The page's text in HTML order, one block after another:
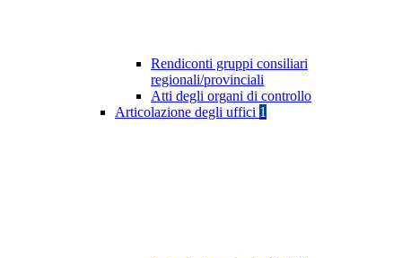
Rendiconti gruppi consiliari
regionali/provinciali
Atti degli organi di controllo
Articolazione degli uffici 1